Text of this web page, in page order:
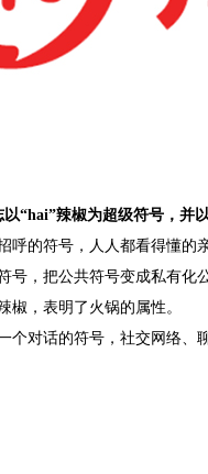
“hai”辣椒为超级符号，并
呼的符号，人人都看得懂的
号，把公共符号变成私有化
椒，表明了火锅的属性。
个对话的符号，社交网络、